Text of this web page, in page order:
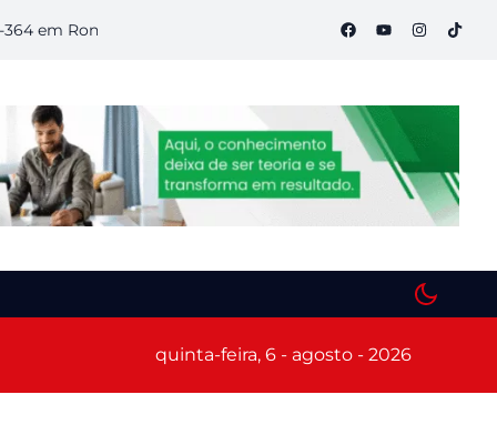
Semana S do Comércio começa hoje em Porto
quinta-feira, 6 - agosto - 2026